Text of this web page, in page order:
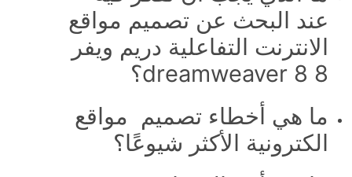
عند البحث عن تصميم مواقع
الانترنت التفاعلية دريم ويفر
8 dreamweaver 8؟
ما هي أخطاء تصميم مواقع
الكترونية الأكثر شيوعًا؟